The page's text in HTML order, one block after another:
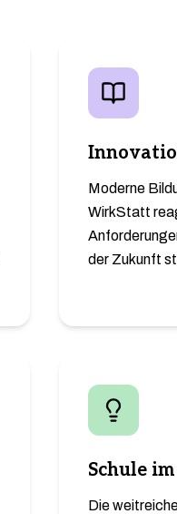
Moderne
WirkStatt
der Zukunft
Schule
Die